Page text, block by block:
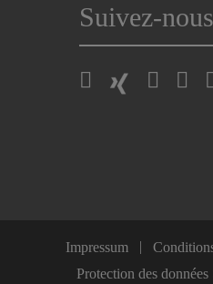
Suivez-nous
Impressum
Protection des données